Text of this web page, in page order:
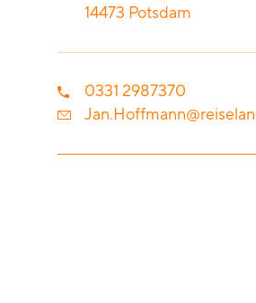
14473 Potsdam
0331 2987370